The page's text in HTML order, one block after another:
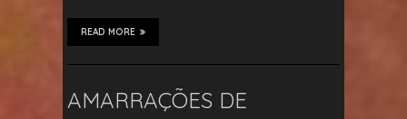
READ MORE
AMARRAÇÕES DE